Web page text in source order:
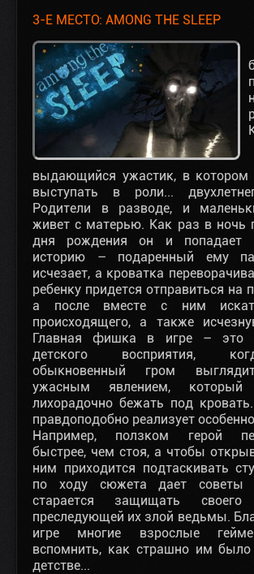
3-Е МЕСТО: AMONG THE SLEEP
выдающийся ужастик, в котором
выступать в роли...
Родители в разводе, и
живет с матерью. Как раз в ночь
дня рождения он и попадает
историю – подаренный ему
исчезает, а кроватка
ребенку придется отправиться на
а после вместе с ним
происходящего, а также
Главная фишка в игре – это
детского восприятия,
обыкновенный гром
ужасным явлением, который
лихорадочно бежать под
правдоподобно реализует
Например, ползком герой
быстрее, чем стоя, а чтобы
ним приходится подтаскивать
по ходу сюжета дает советы
старается защищать
преследующей их злой ведьмы.
игре многие взрослые
вспомнить, как страшно им
детстве...